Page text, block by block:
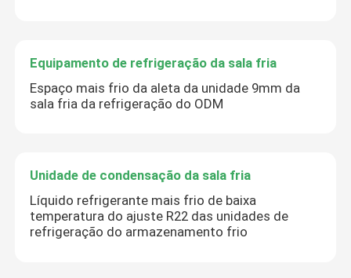
Equipamento de refrigeração da sala fria
Espaço mais frio da aleta da unidade 9mm da
sala fria da refrigeração do ODM
Unidade de condensação da sala fria
Líquido refrigerante mais frio de baixa
temperatura do ajuste R22 das unidades de
refrigeração do armazenamento frio